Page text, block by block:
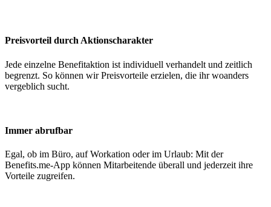
Preisvorteil durch Aktionscharakter
Jede einzelne Benefitaktion ist individuell verhandelt und zeitlich
begrenzt. So können wir Preisvorteile erzielen, die ihr woanders
vergeblich sucht.
Immer abrufbar
Egal, ob im Büro, auf Workation oder im Urlaub: Mit der
Benefits.me-App können Mitarbeitende überall und jederzeit ihre
Vorteile zugreifen.